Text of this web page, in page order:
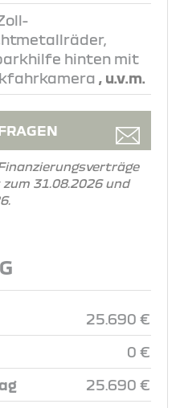
hinten mit
, u.v.m.
31.08.2026 und
25.690 €
0 €
25.690 €